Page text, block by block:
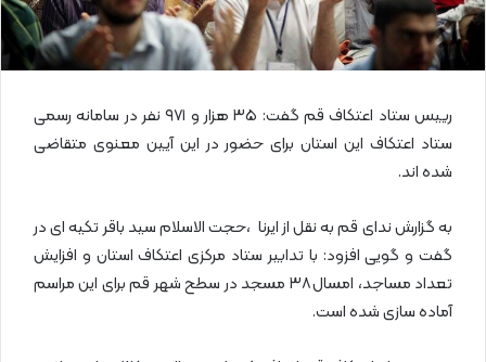
رییس ستاد اعتکاف قم گفت: ۳۵ هزار و ۹۷۱ نفر در سامانه رسمی
ستاد اعتکاف این استان برای حضور در این آیین معنوی متقاضی
شده اند.
به گزارش ندای قم به نقل از ایرنا ،حجت الاسلام سید باقر تکیه ای در
گفت و گویی افزود: با تدابیر ستاد مرکزی اعتکاف استان و افزایش
تعداد مساجد، امسال ۳۸ مسجد در سطح شهر قم برای این مراسم
آماده سازی شده است.